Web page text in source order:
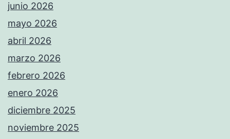
junio 2026
mayo 2026
abril 2026
marzo 2026
febrero 2026
enero 2026
diciembre 2025
noviembre 2025